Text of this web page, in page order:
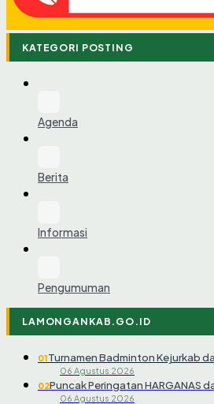
KATEGORI POSTING
Agenda
Berita
Informasi
Pengumuman
LAMONGANKAB.GO.ID
01Turnamen Badminton Kejurkab
06 Agustus 2026
02Puncak Peringatan HARGANAS
06 Agustus 2026